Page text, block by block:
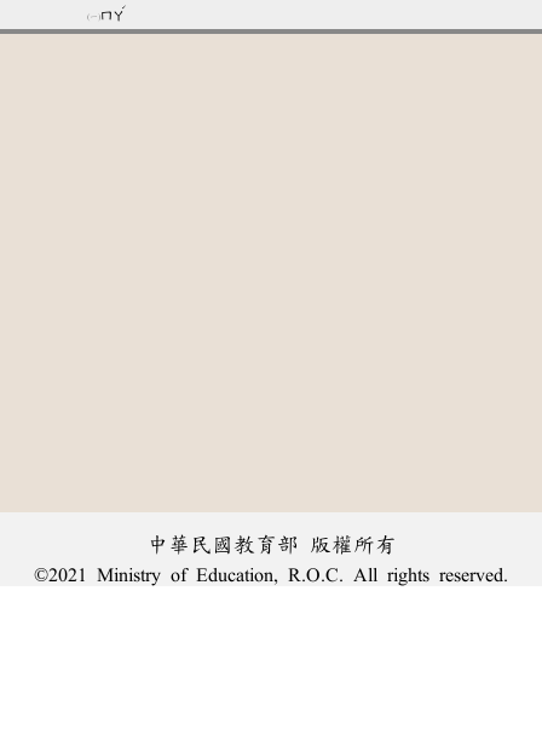
ㄇㄚ
ˊ
中華民國教育部 版權所有
©2021 Ministry of Education, R.O.C. All rights reserved.